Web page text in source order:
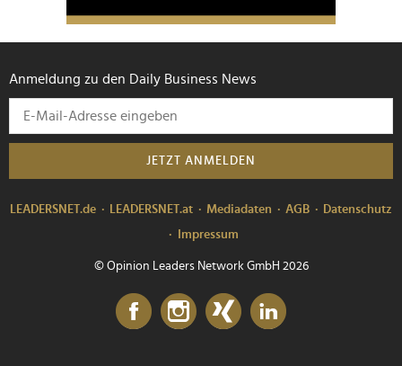
Anmeldung zu den Daily Business News
JETZT ANMELDEN
LEADERSNET.de LEADERSNET.at Mediadaten AGB
Datenschutz
Impressum
© Opinion Leaders Network GmbH 2026